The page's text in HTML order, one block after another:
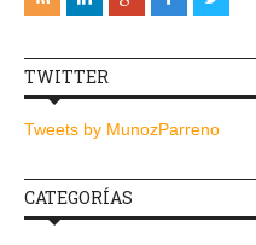
TWITTER
Tweets by MunozParreno
CATEGORÍAS